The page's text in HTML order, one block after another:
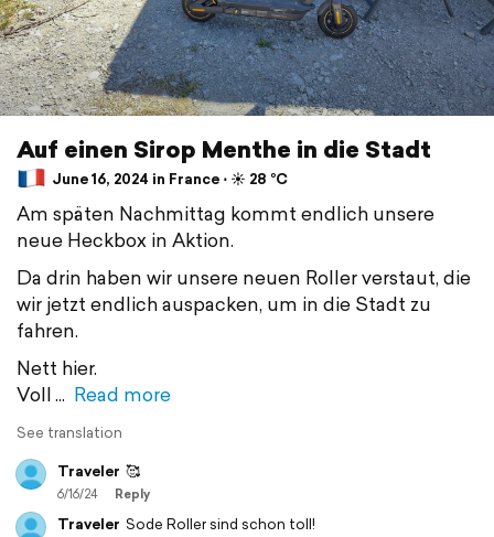
Auf einen Sirop Menthe in die Stadt
June 16, 2024 in France ⋅ ☀️ 28 °C
Am späten Nachmittag kommt endlich unsere
neue Heckbox in Aktion.
Da drin haben wir unsere neuen Roller verstaut, die
wir jetzt endlich auspacken, um in die Stadt zu
fahren.
Nett hier.
Voll
Read more
See translation
Traveler 🥰
6/16/24 Reply
Traveler Sode Roller sind schon toll!